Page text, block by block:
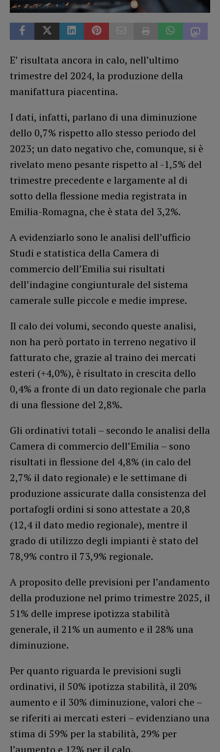
E’ risultata ancora in calo, nell’ultimo
trimestre del 2024, la produzione della
manifattura piacentina.
I dati, infatti, parlano di una diminuzione
dello 0,7% rispetto allo stesso periodo del
2023; un dato negativo che, comunque, si è
rivelato meno pesante rispetto al -1,5% del
trimestre precedente e largamente al di
sotto della flessione media registrata in
Emilia-Romagna, che è stata del 3,2%.
A evidenziarlo sono le analisi dell’ufficio
Studi e statistica della Camera di
commercio dell’Emilia sui risultati
dell’indagine congiunturale del sistema
camerale sulle piccole e medie imprese.
Il calo dei volumi, secondo queste analisi,
non ha però portato in terreno negativo il
fatturato che, grazie al traino dei mercati
esteri (+4,0%), è risultato in crescita dello
0,4% a fronte di un dato regionale che parla
di una flessione del 2,8%.
Gli ordinativi totali – secondo le analisi della
Camera di commercio dell’Emilia – sono
risultati in flessione del 4,8% (in calo del
2,7% il dato regionale) e le settimane di
produzione assicurate dalla consistenza del
portafogli ordini si sono attestate a 20,8
(12,4 il dato medio regionale), mentre il
grado di utilizzo degli impianti è stato del
78,9% contro il 73,9% regionale.
A proposito delle previsioni per l’andamento
della produzione nel primo trimestre 2025, il
51% delle imprese ipotizza stabilità
generale, il 21% un aumento e il 28% una
diminuzione.
Per quanto riguarda le previsioni sugli
ordinativi, il 50% ipotizza stabilità, il 20%
aumento e il 30% diminuzione, valori che –
se riferiti ai mercati esteri – evidenziano una
stima di 59% per la stabilità, 29% per
l’aumento e 12% per il calo.